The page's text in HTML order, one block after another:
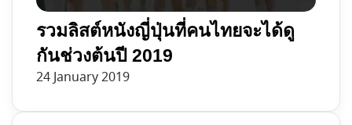
รวมลิสต์หนังญี่ปุ่นที่คนไทยจะได้ดู
กันช่วงต้นปี 2019
24 January 2019